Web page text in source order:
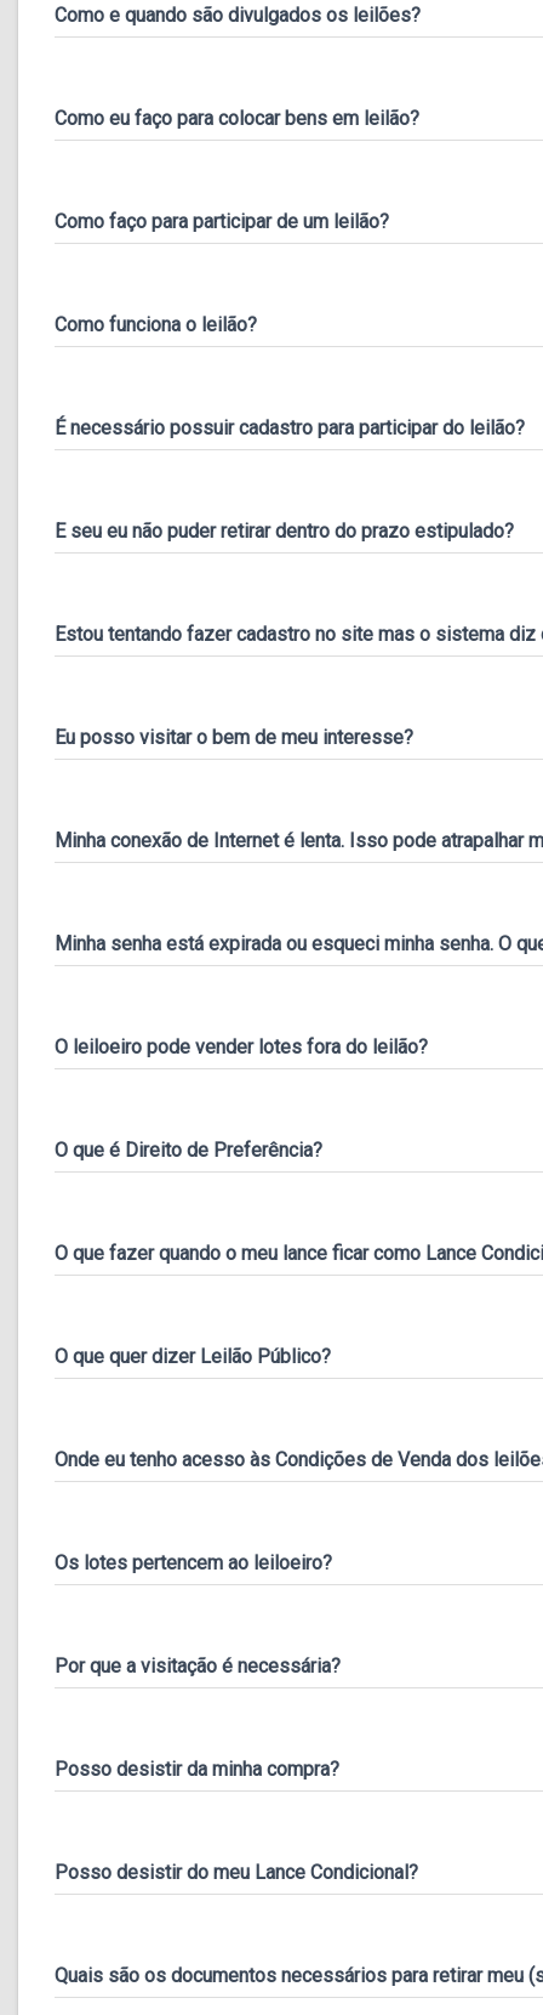
Como e quando são divulgados os leilões?
Como eu faço para colocar bens em leilão?
Como faço para participar de um leilão?
Como funciona o leilão?
É necessário possuir cadastro para participar do leilão?
E seu eu não puder retirar dentro do prazo estipulado?
Estou tentando fazer cadastro no site mas o sistema diz
Eu posso visitar o bem de meu interesse?
Minha conexão de Internet é lenta. Isso pode atrapalhar
Minha senha está expirada ou esqueci minha senha. O
O leiloeiro pode vender lotes fora do leilão?
O que é Direito de Preferência?
O que fazer quando o meu lance ficar como Lance
O que quer dizer Leilão Público?
Onde eu tenho acesso às Condições de Venda dos
Os lotes pertencem ao leiloeiro?
Por que a visitação é necessária?
Posso desistir da minha compra?
Posso desistir do meu Lance Condicional?
Quais são os documentos necessários para retirar meu